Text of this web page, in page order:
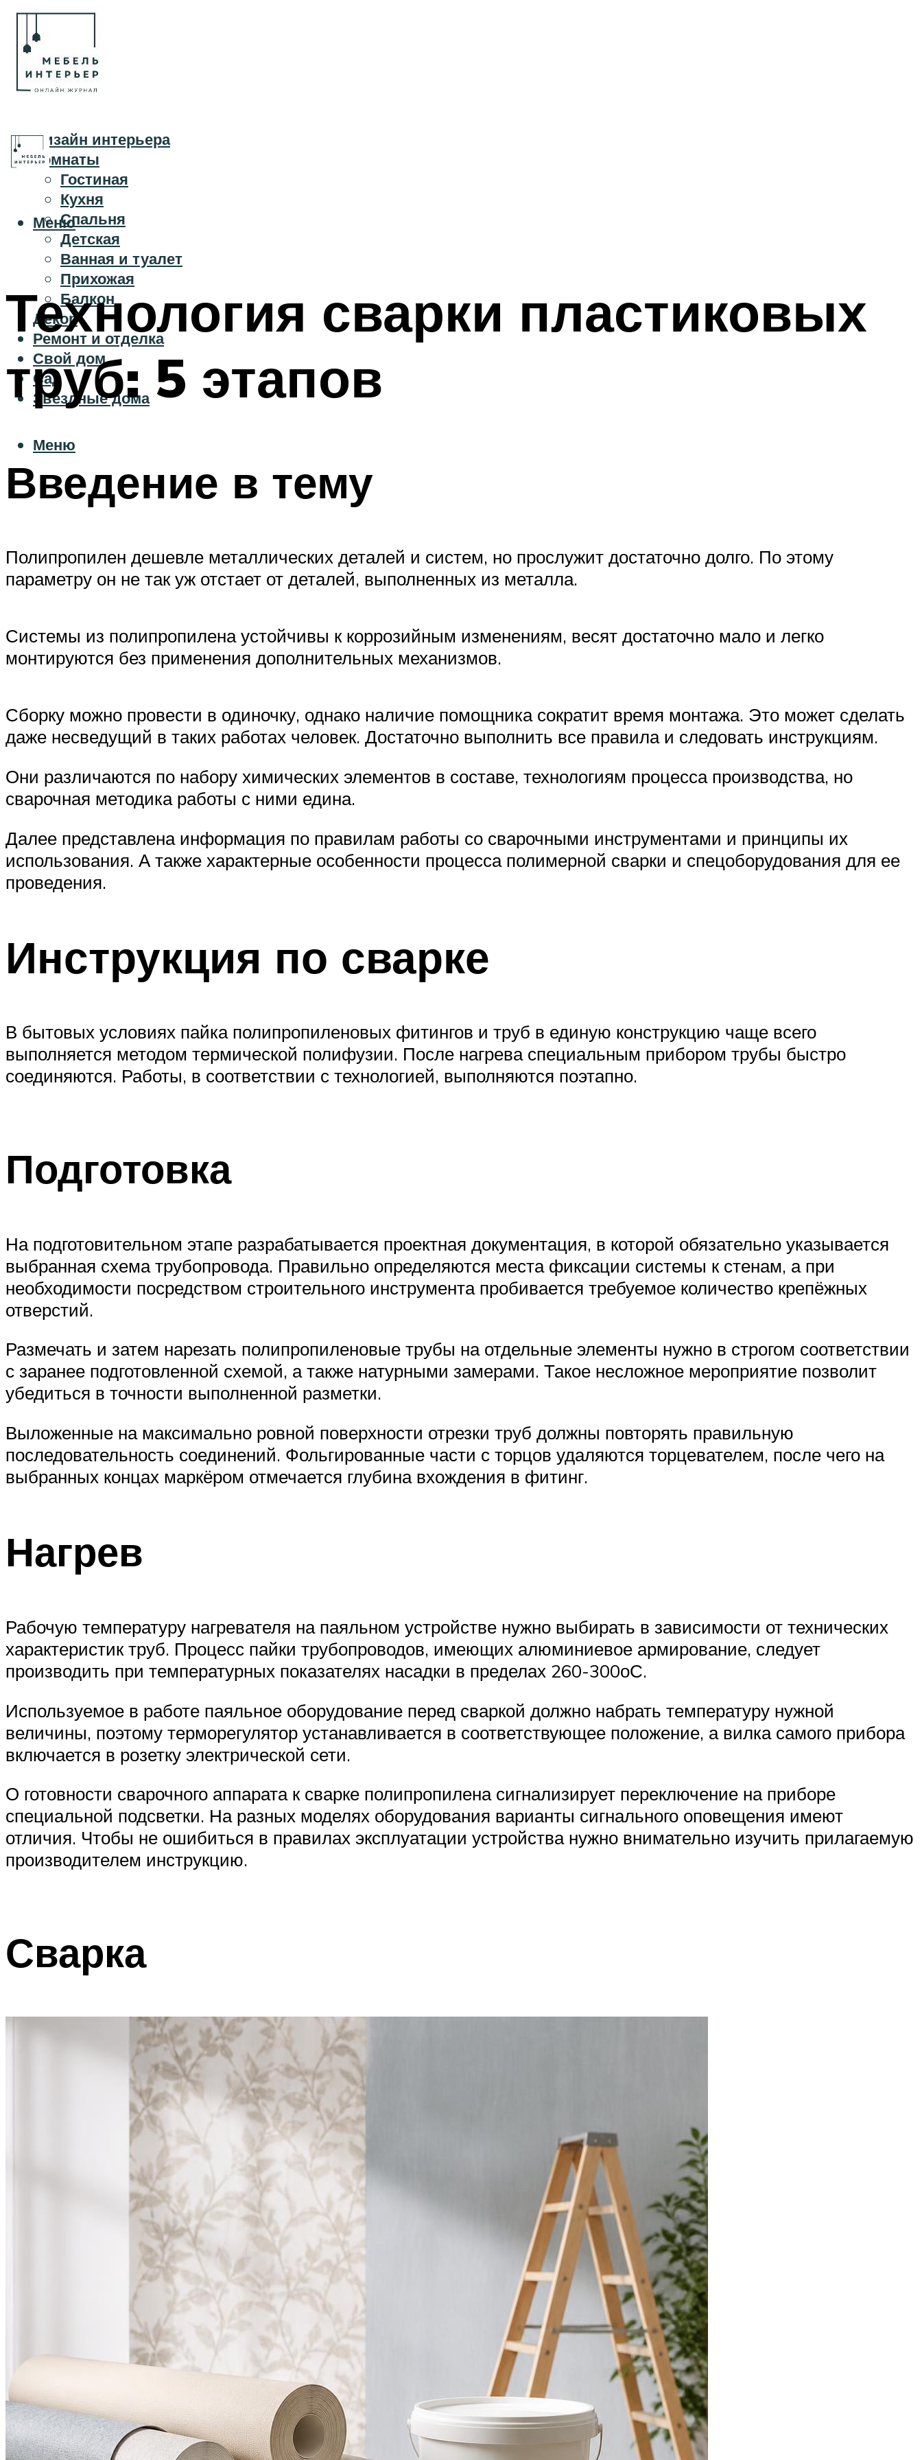
Дизайн интерьера
Комнаты
Гостиная
Кухня
Спальня
Детская
Ванная и туалет
Прихожая
Балкон
Декор
Ремонт и отделка
Свой дом
Сад
Звездные дома
Меню
Меню
Технология сварки пластиковых
труб: 5 этапов
Введение в тему
Полипропилен дешевле металлических деталей и систем, но прослужит достаточно долго. По этому
параметру он не так уж отстает от деталей, выполненных из металла.
Системы из полипропилена устойчивы к коррозийным изменениям, весят достаточно мало и легко
монтируются без применения дополнительных механизмов.
Сборку можно провести в одиночку, однако наличие помощника сократит время монтажа. Это может сделать
даже несведущий в таких работах человек. Достаточно выполнить все правила и следовать инструкциям.
Они различаются по набору химических элементов в составе, технологиям процесса производства, но
сварочная методика работы с ними едина.
Далее представлена информация по правилам работы со сварочными инструментами и принципы их
использования. А также характерные особенности процесса полимерной сварки и спецоборудования для ее
проведения.
Инструкция по сварке
В бытовых условиях пайка полипропиленовых фитингов и труб в единую конструкцию чаще всего
выполняется методом термической полифузии. После нагрева специальным прибором трубы быстро
соединяются. Работы, в соответствии с технологией, выполняются поэтапно.
Подготовка
На подготовительном этапе разрабатывается проектная документация, в которой обязательно указывается
выбранная схема трубопровода. Правильно определяются места фиксации системы к стенам, а при
необходимости посредством строительного инструмента пробивается требуемое количество крепёжных
отверстий.
Размечать и затем нарезать полипропиленовые трубы на отдельные элементы нужно в строгом соответствии
с заранее подготовленной схемой, а также натурными замерами. Такое несложное мероприятие позволит
убедиться в точности выполненной разметки.
Выложенные на максимально ровной поверхности отрезки труб должны повторять правильную
последовательность соединений. Фольгированные части с торцов удаляются торцевателем, после чего на
выбранных концах маркёром отмечается глубина вхождения в фитинг.
Нагрев
Рабочую температуру нагревателя на паяльном устройстве нужно выбирать в зависимости от технических
характеристик труб. Процесс пайки трубопроводов, имеющих алюминиевое армирование, следует
производить при температурных показателях насадки в пределах 260-300оС.
Используемое в работе паяльное оборудование перед сваркой должно набрать температуру нужной
величины, поэтому терморегулятор устанавливается в соответствующее положение, а вилка самого прибора
включается в розетку электрической сети.
О готовности сварочного аппарата к сварке полипропилена сигнализирует переключение на приборе
специальной подсветки. На разных моделях оборудования варианты сигнального оповещения имеют
отличия. Чтобы не ошибиться в правилах эксплуатации устройства нужно внимательно изучить прилагаемую
производителем инструкцию.
Сварка